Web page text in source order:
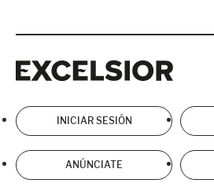
INICIAR SESIÓN
ANÚNCIATE